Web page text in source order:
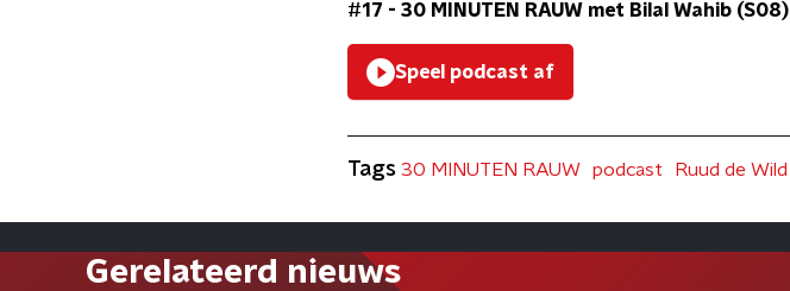
#17 - 30 MINUTEN RAUW met Bilal Wahib (S08)
Speel podcast af
Tags 30 MINUTEN RAUW podcast Ruud de Wild
Gerelateerd nieuws